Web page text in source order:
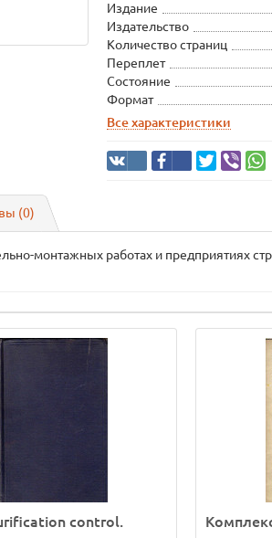
Издание
Издательство
Количество страниц
Переплет
Состояние
Формат
Все характеристики
(0)
монтажных работах и предприятиях
control.